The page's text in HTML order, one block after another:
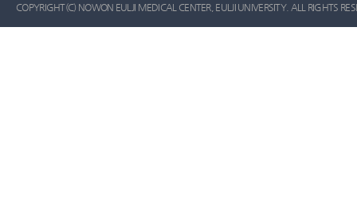
COPYRIGHT(C) NOWON EULJI MEDICAL CENTER, EULJI UNIVERSITY. ALL RIGHTS